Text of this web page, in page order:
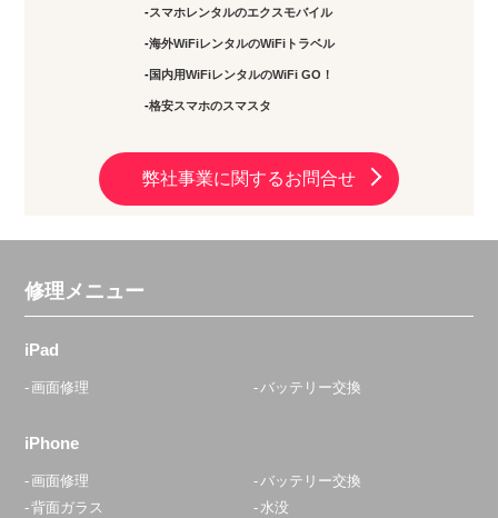
スマホレンタルのエクスモバイル
海外WiFiレンタルのWiFiトラベル
国内用WiFiレンタルのWiFi GO！
格安スマホのスマスタ
弊社事業に関するお問合せ
修理メニュー
iPad
画面修理 バッテリー交換
iPhone
画面修理
バッテリー交換
背面ガラス
水没